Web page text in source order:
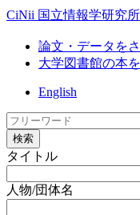
CiNii 国立情報学研究
論文・データを
大学図書館の本
English
検索
タイトル
人物/団体名